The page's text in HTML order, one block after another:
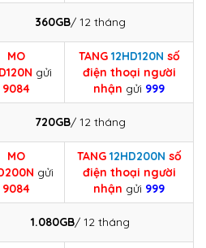
360GB/ 12 tháng
MO
gửi
9084
TANG12HD120N số
điện thoại người
nhận gửi 999
720GB/ 12 tháng
MO
gửi
9084
TANG 12HD200N số
điện thoại người
nhận gửi 999
1.080GB/ 12 tháng